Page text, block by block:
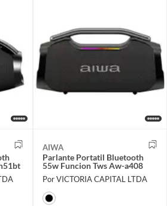
AIWA
Parlante Portatil Bluetooth
55w Funcion Tws Aw-a408
Por VICTORIA CAPITAL LTDA